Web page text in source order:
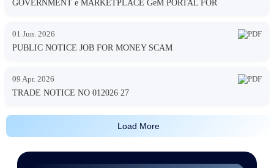
GOVERNMENT e MARKETPLACE GeM PORTAL FOR
01 Jun. 2026
PUBLIC NOTICE JOB FOR MONEY SCAM
09 Apr. 2026
TRADE NOTICE NO 012026 27
Load More